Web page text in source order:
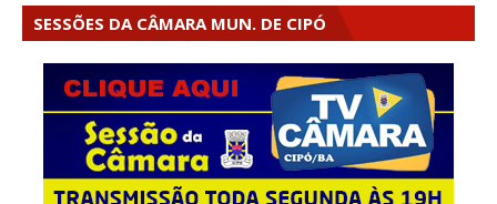
SESSÕES DA CÂMARA MUN. DE CIPÓ